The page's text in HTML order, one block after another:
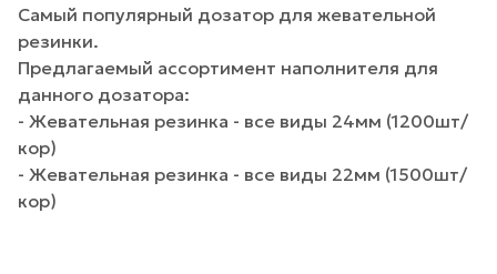
Самый популярный дозатор для жевательной
резинки.
Предлагаемый ассортимент наполнителя для
данного дозатора:
- Жевательная резинка - все виды 24мм (1200шт/
кор)
- Жевательная резинка - все виды 22мм (1500шт/
кор)